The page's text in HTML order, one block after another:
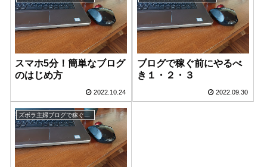
スマホ5分！簡単なブログ
のはじめ方
2022.10.24
ブログで稼ぐ前にやるべ
き１・２・３
2022.09.30